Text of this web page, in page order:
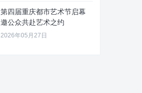
第四届重庆都市艺术节启幕
邀公众共赴艺术之约
2026年05月27日